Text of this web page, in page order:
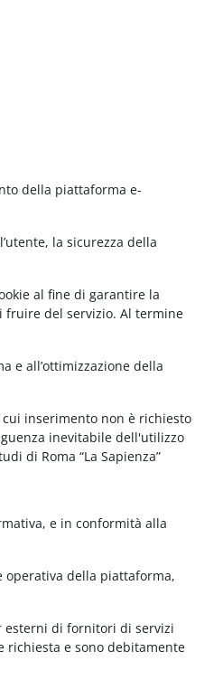
della piattaforma e-
la sicurezza della
al fine di garantire la
fruire del servizio. Al termine
e all’ottimizzazione della
inserimento non è richiesto
inevitabile dell'utilizzo
di Roma “La Sapienza”
e in conformità alla
operativa della piattaforma,
esterni di fornitori di servizi
richiesta e sono debitamente